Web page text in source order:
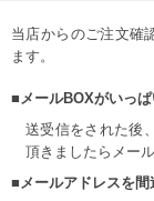
当店からのご注文確
ます。
■メールBOXがいっぱ
送受信をされた後
頂きましたらメー
■メールアドレスを間